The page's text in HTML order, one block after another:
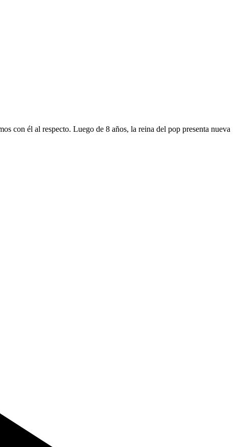
con él al respecto. Luego de 8 años, la reina del pop presenta nueva